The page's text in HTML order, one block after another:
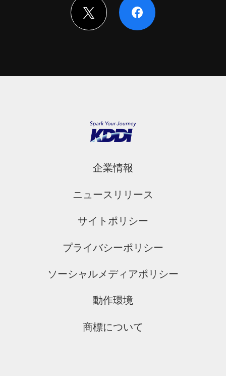
企業情報
ニュースリリース
サイトポリシー
プライバシーポリシー
ソーシャルメディアポリシー
動作環境
商標について